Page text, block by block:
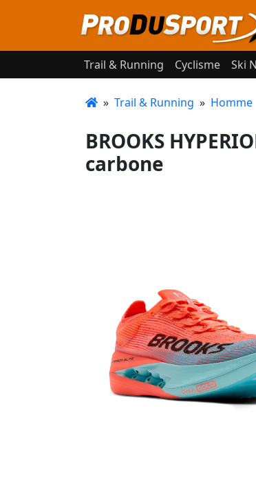
Trail & Running Cyclisme Ski
» Trail & Running » Homme
BROOKS
carbone